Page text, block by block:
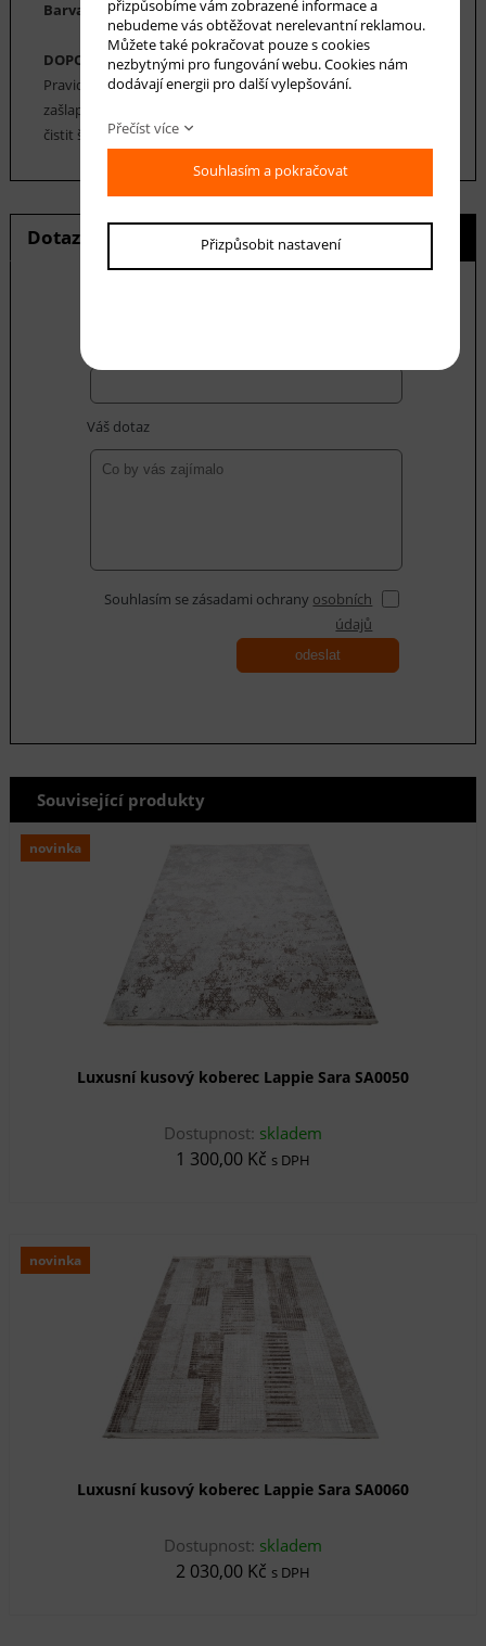
Barva koberce: smetanová, béžová, hnědá, šedá
DOPORUČENÁ ÚDRŽBA:
Pravidelné vysávání nečistot z koberce, aby se zabránilo jejich
zašlapání do koberce. Cca jednou za 12-18 měsíců je možné
čistit šamponováním.
Dotaz na produkt Hlídání ceny
Váš dotaz
Souhlasím se zásadami ochrany osobních
údajů
odeslat
Související produkty
novinka
Luxusní kusový koberec Lappie Sara SA0050
Dostupnost: skladem
1 300,00 Kč s DPH
novinka
Luxusní kusový koberec Lappie Sara SA0060
Dostupnost: skladem
2 030,00 Kč s DPH
přizpůsobíme vám zobrazené informace a
nebudeme vás obtěžovat nerelevantní reklamou.
Můžete také pokračovat pouze s cookies
nezbytnými pro fungování webu. Cookies nám
dodávají energii pro další vylepšování.
Přečíst více
Souhlasím a pokračovat
Přizpůsobit nastavení